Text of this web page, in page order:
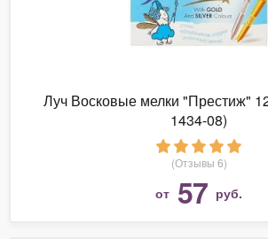
Луч Восковые мелки "Престиж"
1434-08)
(Отзывы 6)
от 57 руб.